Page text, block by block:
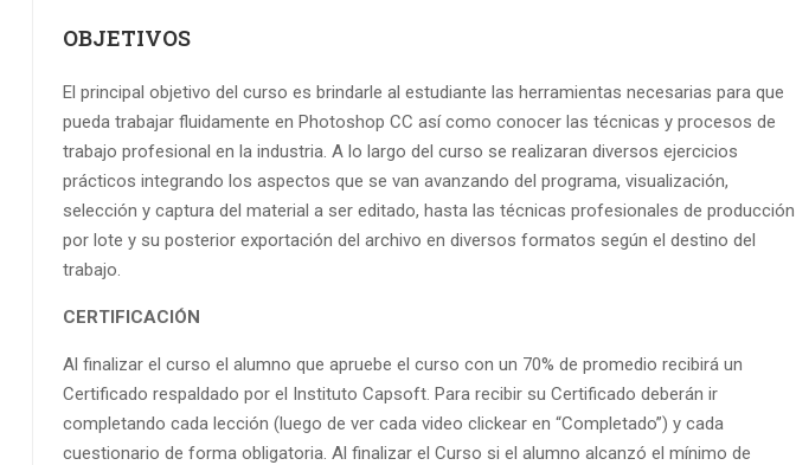
OBJETIVOS
El principal objetivo del curso es brindarle al estudiante las herramientas necesarias para que
pueda trabajar fluidamente en Photoshop CC así como conocer las técnicas y procesos de
trabajo profesional en la industria. A lo largo del curso se realizaran diversos ejercicios
prácticos integrando los aspectos que se van avanzando del programa, visualización,
selección y captura del material a ser editado, hasta las técnicas profesionales de producción
por lote y su posterior exportación del archivo en diversos formatos según el destino del
trabajo.
CERTIFICACIÓN
Al finalizar el curso el alumno que apruebe el curso con un 70% de promedio recibirá un
Certificado respaldado por el Instituto Capsoft. Para recibir su Certificado deberán ir
completando cada lección (luego de ver cada video clickear en “Completado”) y cada
cuestionario de forma obligatoria. Al finalizar el Curso si el alumno alcanzó el mínimo de